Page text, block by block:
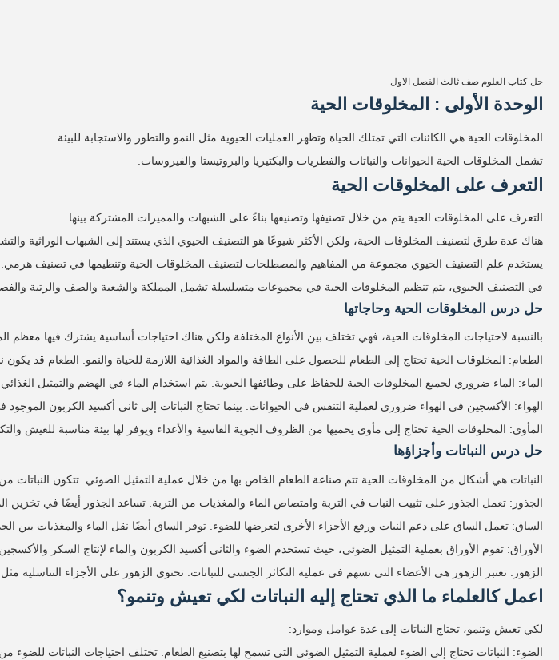
حل كتاب العلوم صف ثالث الفصل الاول
الوحدة الأولى : المخلوقات الحية
المخلوقات الحية هي الكائنات التي تمتلك الحياة وتظهر العمليات الحيوية مثل النمو والتطور والاستجابة للبيئة.
تشمل المخلوقات الحية الحيوانات والنباتات والفطريات والبكتيريا والبروتيستا والفيروسات.
التعرف على المخلوقات الحية
التعرف على المخلوقات الحية يتم من خلال تصنيفها وتصنيفها بناءً على الشبهات والمميزات المشتركة بينها.
هناك عدة طرق لتصنيف المخلوقات الحية، ولكن الأكثر شيوعًا هو التصنيف الحيوي الذي يستند إلى الشبهات الوراثية
يستخدم علم التصنيف الحيوي مجموعة من المفاهيم والمصطلحات لتصنيف المخلوقات الحية وتنظيمها في تصنيف هرمي.
في التصنيف الحيوي، يتم تنظيم المخلوقات الحية في مجموعات متسلسلة تشمل المملكة والشعبة والصف والرتبة
حل درس المخلوقات الحية وحاجاتها
بالنسبة لاحتياجات المخلوقات الحية، فهي تختلف بين الأنواع المختلفة ولكن هناك احتياجات أساسية يشترك فيها معظم
الطعام: المخلوقات الحية تحتاج إلى الطعام للحصول على الطاقة والمواد الغذائية اللازمة للحياة والنمو. الطعام قد يكون
الماء: الماء ضروري لجميع المخلوقات الحية للحفاظ على وظائفها الحيوية. يتم استخدام الماء في الهضم والتمثيل
الهواء: الأكسجين في الهواء ضروري لعملية التنفس في الحيوانات. بينما تحتاج النباتات إلى ثاني أكسيد الكربون الموجود
المأوى: المخلوقات الحية تحتاج إلى مأوى يحميها من الظروف الجوية القاسية والأعداء ويوفر لها بيئة مناسبة للعيش
حل درس النباتات وأجزاؤها
النباتات هي أشكال من المخلوقات الحية تتم صناعة الطعام الخاص بها من خلال عملية التمثيل الضوئي. تتكون النباتات
الجذور: تعمل الجذور على تثبيت النبات في التربة وامتصاص الماء والمغذيات من التربة. تساعد الجذور أيضًا في تخزين
الساق: تعمل الساق على دعم النبات ورفع الأجزاء الأخرى لتعرضها للضوء. توفر الساق أيضًا نقل الماء والمغذيات بين
الأوراق: تقوم الأوراق بعملية التمثيل الضوئي، حيث تستخدم الضوء والثاني أكسيد الكربون والماء لإنتاج السكر
الزهور: تعتبر الزهور هي الأعضاء التي تسهم في عملية التكاثر الجنسي للنباتات. تحتوي الزهور على الأجزاء التناسلية
اعمل كالعلماء ما الذي تحتاج إليه النباتات لكي تعيش وتنمو؟
لكي تعيش وتنمو، تحتاج النباتات إلى عدة عوامل وموارد:
الضوء: النباتات تحتاج إلى الضوء لعملية التمثيل الضوئي التي تسمح لها بتصنيع الطعام. تختلف احتياجات